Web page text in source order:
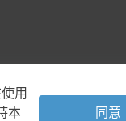
用
本
同意